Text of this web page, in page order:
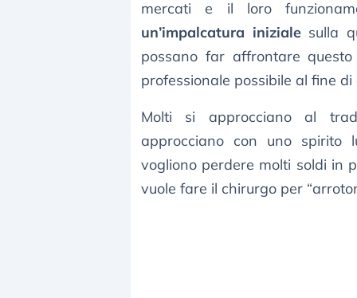
mercati e il loro
un’impalcatura inizialesulla
possano far affrontare
professionale possibile al fine
Molti si approcciano al
approcciano con uno spirito
vogliono perdere molti soldi in
vuole fare il chirurgo per